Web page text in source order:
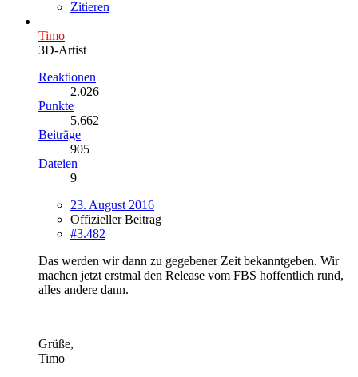
Zitieren
Timo
3D-Artist
Reaktionen
2.026
Punkte
5.662
Beiträge
905
Dateien
9
23. August 2016
Offizieller Beitrag
#3.482
Das werden wir dann zu gegebener Zeit bekanntgeben. Wir
machen jetzt erstmal den Release vom FBS hoffentlich rund,
alles andere dann.
Grüße,
Timo